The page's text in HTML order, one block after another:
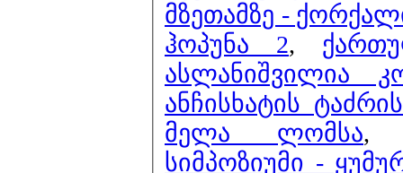
მზეთამზე -
ჰოპუნა 2,
ასლანიშვილია
ანჩისხატის
მელა ლომსა
სიმპოზიუმი -